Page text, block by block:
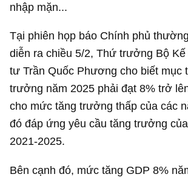
nhập mặn...
Tại phiên họp báo Chính phủ
diễn ra chiều 5/2, Thứ trưởng Bộ
tư Trần Quốc Phương cho biết mục
trưởng năm 2025 phải đạt 8% trở
cho mức tăng trưởng thấp của các
đó đáp ứng yêu cầu tăng trưởng
2021-2025.
Bên cạnh đó, mức tăng GDP 8%